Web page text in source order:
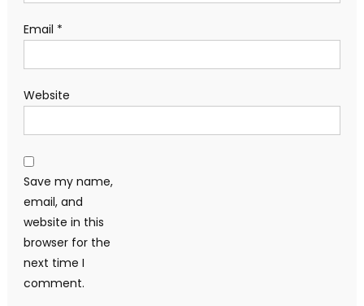
Email *
Website
Save my name,
email, and
website in this
browser for the
next time I
comment.